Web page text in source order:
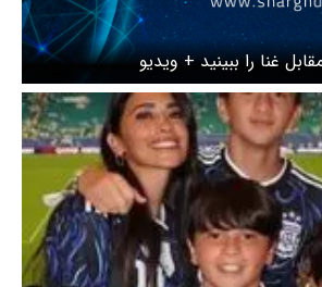
غنا را ببینید + ویدیو